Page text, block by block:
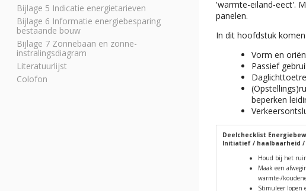
Bijlage 5 Indicatie energietarieven
Bijlage 6 Informatie energiebesparing
bestaande bouw
Bijlage 7 Zonnebaan en zonne-
instralingsdiagram
Literatuurlijst
Colofon
'warmte-eiland-effect'.
panelen.
In dit hoofdstuk
Vorm en
Passief
beperken
Deelchecklist
Initiatief / haalbaarheid
Houd bij het
Maak een
warmte-/
Stimuleer lopen